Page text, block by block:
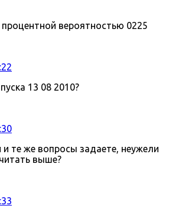
процентной вероятностью 0225
13 08 2010?
те же вопросы задаете, неужели
выше?